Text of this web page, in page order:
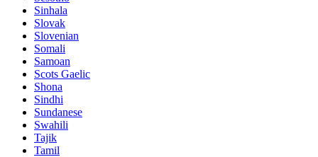
Sinhala
Slovak
Slovenian
Somali
Samoan
Scots Gaelic
Shona
Sindhi
Sundanese
Swahili
Tajik
Tamil